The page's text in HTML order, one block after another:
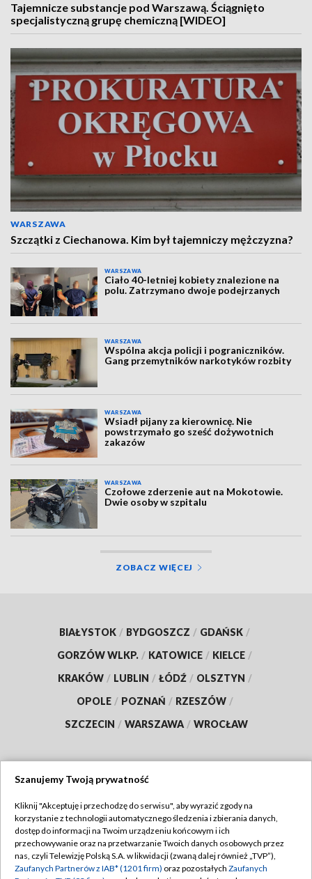
Tajemnicze substancje pod Warszawą. Ściągnięto
specjalistyczną grupę chemiczną [WIDEO]
WARSZAWA
Szczątki z Ciechanowa. Kim był tajemniczy mężczyzna?
WARSZAWA
Ciało 40-letniej kobiety znalezione na
polu. Zatrzymano dwoje podejrzanych
WARSZAWA
Wspólna akcja policji i pograniczników.
Gang przemytników narkotyków rozbity
WARSZAWA
Wsiadł pijany za kierownicę. Nie
powstrzymało go sześć dożywotnich
zakazów
WARSZAWA
Czołowe zderzenie aut na Mokotowie.
Dwie osoby w szpitalu
ZOBACZ WIĘCEJ
BIAŁYSTOK / BYDGOSZCZ / GDAŃSK /
GORZÓW WLKP. / KATOWICE / KIELCE /
KRAKÓW / LUBLIN / ŁÓDŹ / OLSZTYN /
OPOLE / POZNAŃ / RZESZÓW /
SZCZECIN / WARSZAWA / WROCŁAW
TVP
Abonament TVP
Emisja w TVP
Regulamin TVP
Polityka prywatności
Szanujemy Twoją prywatność
Kliknij "Akceptuję i przechodzę do serwisu", aby wyrazić zgody na
korzystanie z technologii automatycznego śledzenia i zbierania danych,
dostęp do informacji na Twoim urządzeniu końcowym i ich
przechowywanie oraz na przetwarzanie Twoich danych osobowych przez
nas, czyli Telewizję Polską S.A. w likwidacji (zwaną dalej również „TVP”),
Zaufanych Partnerów z IAB* (1201 firm) oraz pozostałych Zaufanych